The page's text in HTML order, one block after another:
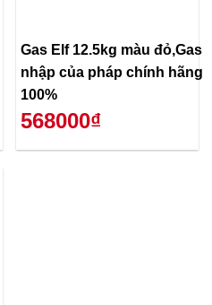
Gas Elf 12.5kg màu đỏ,Gas
nhập của pháp chính hãng
100%
568000₫